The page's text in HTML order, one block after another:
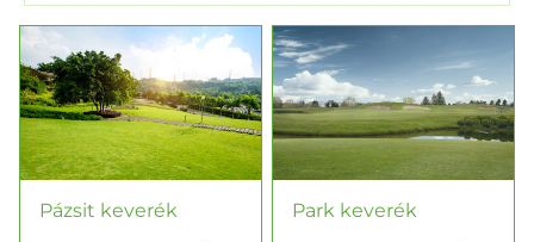
Pázsit keverék Park keverék